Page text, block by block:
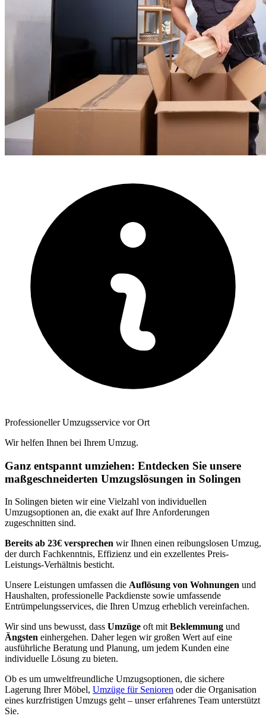
Professioneller Umzugsservice vor Ort
Wir helfen Ihnen bei Ihrem Umzug.
Ganz entspannt umziehen: Entdecken Sie unsere
maßgeschneiderten Umzugslösungen in Solingen
In Solingen bieten wir eine Vielzahl von individuellen
Umzugsoptionen an, die exakt auf Ihre Anforderungen
zugeschnitten sind.
Bereits ab 23€ versprechen wir Ihnen einen reibungslosen Umzug,
der durch Fachkenntnis, Effizienz und ein exzellentes Preis-
Leistungs-Verhältnis besticht.
Unsere Leistungen umfassen die Auflösung von Wohnungen und
Haushalten, professionelle Packdienste sowie umfassende
Entrümpelungsservices, die Ihren Umzug erheblich vereinfachen.
Wir sind uns bewusst, dass Umzüge oft mit Beklemmung und
Ängsten einhergehen. Daher legen wir großen Wert auf eine
ausführliche Beratung und Planung, um jedem Kunden eine
individuelle Lösung zu bieten.
Ob es um umweltfreundliche Umzugsoptionen, die sichere
Lagerung Ihrer Möbel, Umzüge für Senioren oder die Organisation
eines kurzfristigen Umzugs geht – unser erfahrenes Team unterstützt
Sie.